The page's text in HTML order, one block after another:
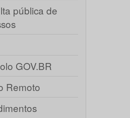
pública de
GOV.BR
Remoto